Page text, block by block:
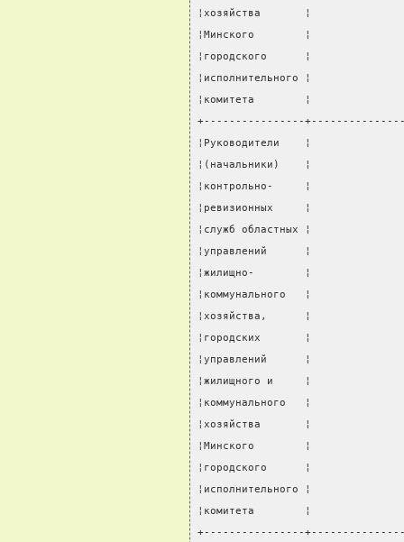
¦хозяйства       ¦
¦Минского        ¦
¦городского      ¦
¦исполнительного ¦
¦комитета        ¦
+----------------
¦Руководители    ¦
¦(начальники)    ¦
¦контрольно-     ¦
¦ревизионных     ¦
¦служб областных ¦
¦управлений      ¦
¦жилищно-        ¦
¦коммунального   ¦
¦хозяйства,      ¦
¦городских       ¦
¦управлений      ¦
¦жилищного и     ¦
¦коммунального   ¦
¦хозяйства       ¦
¦Минского        ¦
¦городского      ¦
¦исполнительного ¦
¦комитета        ¦
+----------------